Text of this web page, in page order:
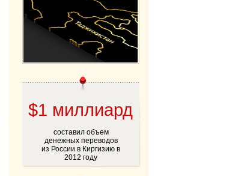
$1 миллиард
составил объем
денежных переводов
из России в Киргизию в
2012 году